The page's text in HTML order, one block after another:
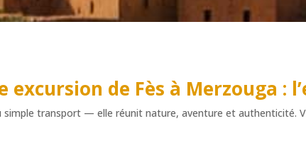
excursion de Fès à Merzouga :
simple transport — elle réunit nature, aventure et authenticité.